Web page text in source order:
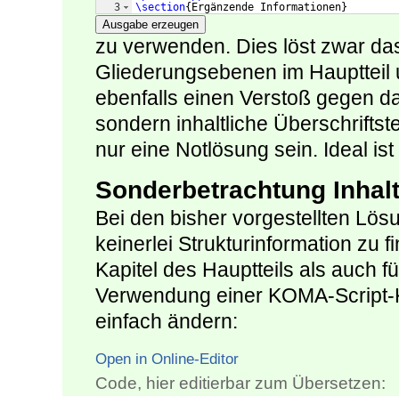
3
\section{ Ergänzende Informationen}
Ausgabe erzeugen
zu verwenden. Dies löst zwar
Gliederungsebenen im
ebenfalls einen Verstoß gegen
sondern inhaltliche
nur eine Notlösung sein. Ideal
Sonderbetrachtung
Bei den bisher vorgestellten
keinerlei Strukturinformation zu
Kapitel des Hauptteils als auch
Verwendung einer KOMA-
einfach ändern:
Open in Online-Editor
Code, hier editierbar zum Übersetzen: